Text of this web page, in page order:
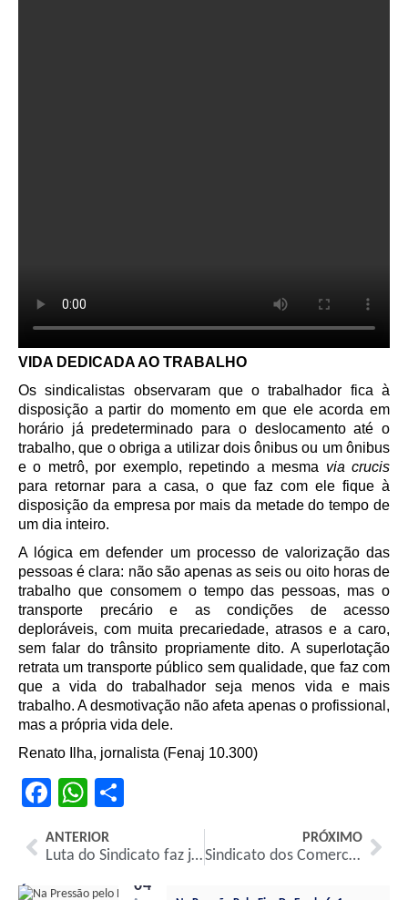
VIDA DEDICADA AO TRABALHO
Os sindicalistas observaram que o trabalhador fica à
disposição a partir do momento em que ele acorda em
horário já predeterminado para o deslocamento até o
trabalho, que o obriga a utilizar dois ônibus ou um ônibus
e o metrô, por exemplo, repetindo a mesma via crucis
para retornar para a casa, o que faz com ele fique à
disposição da empresa por mais da metade do tempo de
um dia inteiro.
A lógica em defender um processo de valorização das
pessoas é clara: não são apenas as seis ou oito horas de
trabalho que consomem o tempo das pessoas, mas o
transporte precário e as condições de acesso
deploráveis, com muita precariedade, atrasos e a caro,
sem falar do trânsito propriamente dito. A superlotação
retrata um transporte público sem qualidade, que faz com
que a vida do trabalhador seja menos vida e mais
trabalho. A desmotivação não afeta apenas o profissional,
mas a própria vida dele.
Renato Ilha, jornalista (Fenaj 10.300)
Facebook
WhatsApp
ANTERIOR
Luta do Sindicato faz justiça aos Comerciários do Supermercado Zeca e garante a eles um final de ano feliz
PRÓXIMO
Sindicato dos Comerciários de BH reverencia os mortos na Chacina de Unaí, 21 anos depois
Últimas notícias gerais:
04